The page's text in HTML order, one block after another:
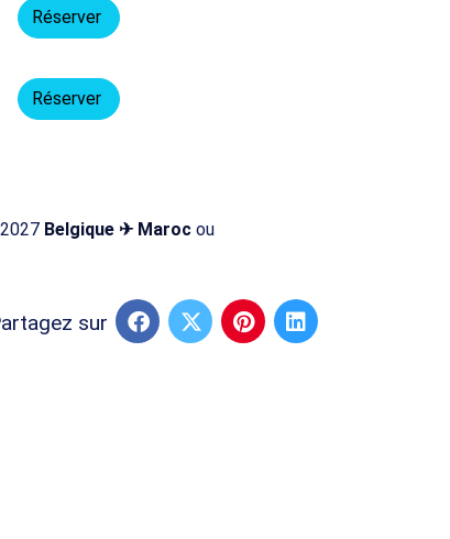
Réserver
Réserver
Belgique ✈ Maroc ou
sur